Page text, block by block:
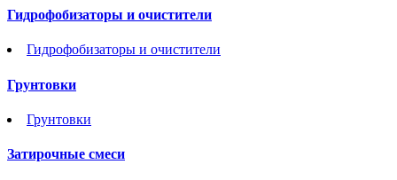
Гидрофобизаторы и очистители
Гидрофобизаторы и очистители
Грунтовки
Грунтовки
Затирочные смеси